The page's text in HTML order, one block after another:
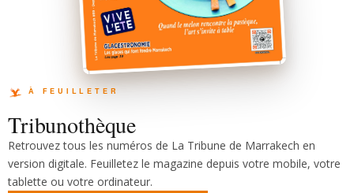
Tribunothèque
Retrouvez tous les numéros de La Tribune de Marrakech en
version digitale. Feuilletez le magazine depuis votre mobile, votre
tablette ou votre ordinateur.